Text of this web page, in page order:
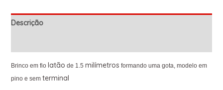
Descrição
Brinco em fio latão de 1.5 milímetros formando uma gota, modelo em
pino e sem terminal